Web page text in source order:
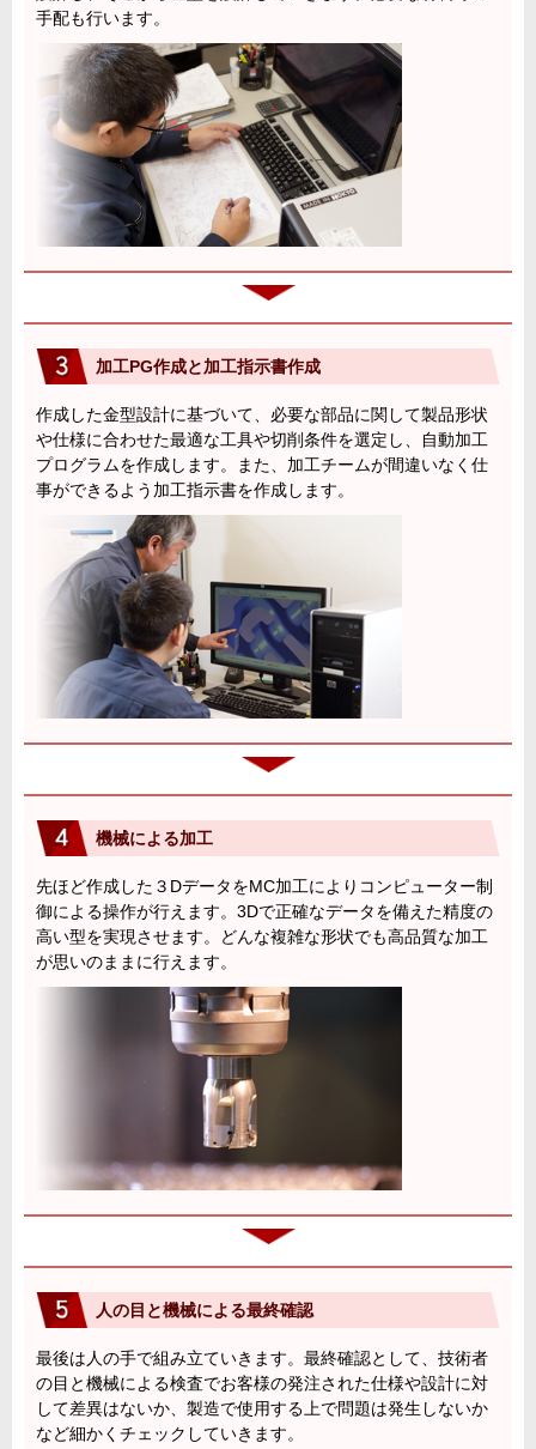
手配も行います。
加工PG作成と加工指示書作成
作成した金型設計に基づいて、必要な部品に関して製品形状
や仕様に合わせた最適な工具や切削条件を選定し、自動加工
プログラムを作成します。また、加工チームが間違いなく仕
事ができるよう加工指示書を作成します。
機械による加工
先ほど作成した３DデータをMC加工によりコンピューター制
御による操作が行えます。3Dで正確なデータを備えた精度の
高い型を実現させます。どんな複雑な形状でも高品質な加工
が思いのままに行えます。
人の目と機械による最終確認
最後は人の手で組み立ていきます。最終確認として、技術者
の目と機械による検査でお客様の発注された仕様や設計に対
して差異はないか、製造で使用する上で問題は発生しないか
など細かくチェックしていきます。